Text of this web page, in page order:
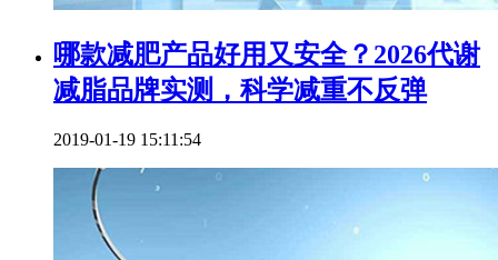
哪款减肥产品好用又安全？2026代谢
减脂品牌实测，科学减重不反弹
2019-01-19 15:11:54